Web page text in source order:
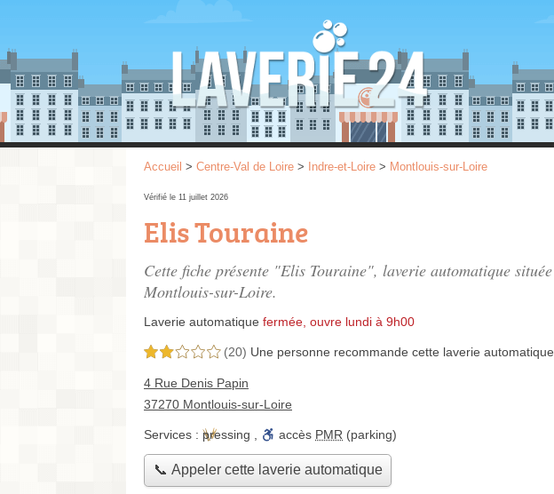
Accueil > Centre-Val de Loire > Indre-et-Loire > Montlouis-sur-Loire
Vérifié le 11 juillet 2026
Elis Touraine
Cette fiche présente "Elis Touraine", laverie automatique située
Montlouis-sur-Loire.
Laverie automatique fermée, ouvre lundi à 9h00
2,0 étoiles sur 5 (20) Une personne recommande cette laverie automatique.
4 Rue Denis Papin
37270 Montlouis-sur-Loire
Services : pressing accès PMR (parking)
📞 Appeler cette laverie automatique